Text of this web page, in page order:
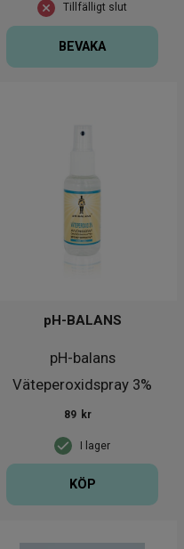
Tillfälligt slut
BEVAKA
pH-balans
Väteperoxidspray 3%
100ml
pH-BALANS
I lager
89 kr
KÖP